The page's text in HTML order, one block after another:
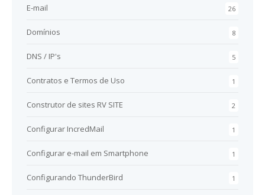
26
E-mail
8
Domínios
5
DNS / IP's
1
Contratos e Termos de Uso
2
Construtor de sites RV SITE
1
Configurar IncredMail
1
Configurar e-mail em Smartphone
1
Configurando ThunderBird